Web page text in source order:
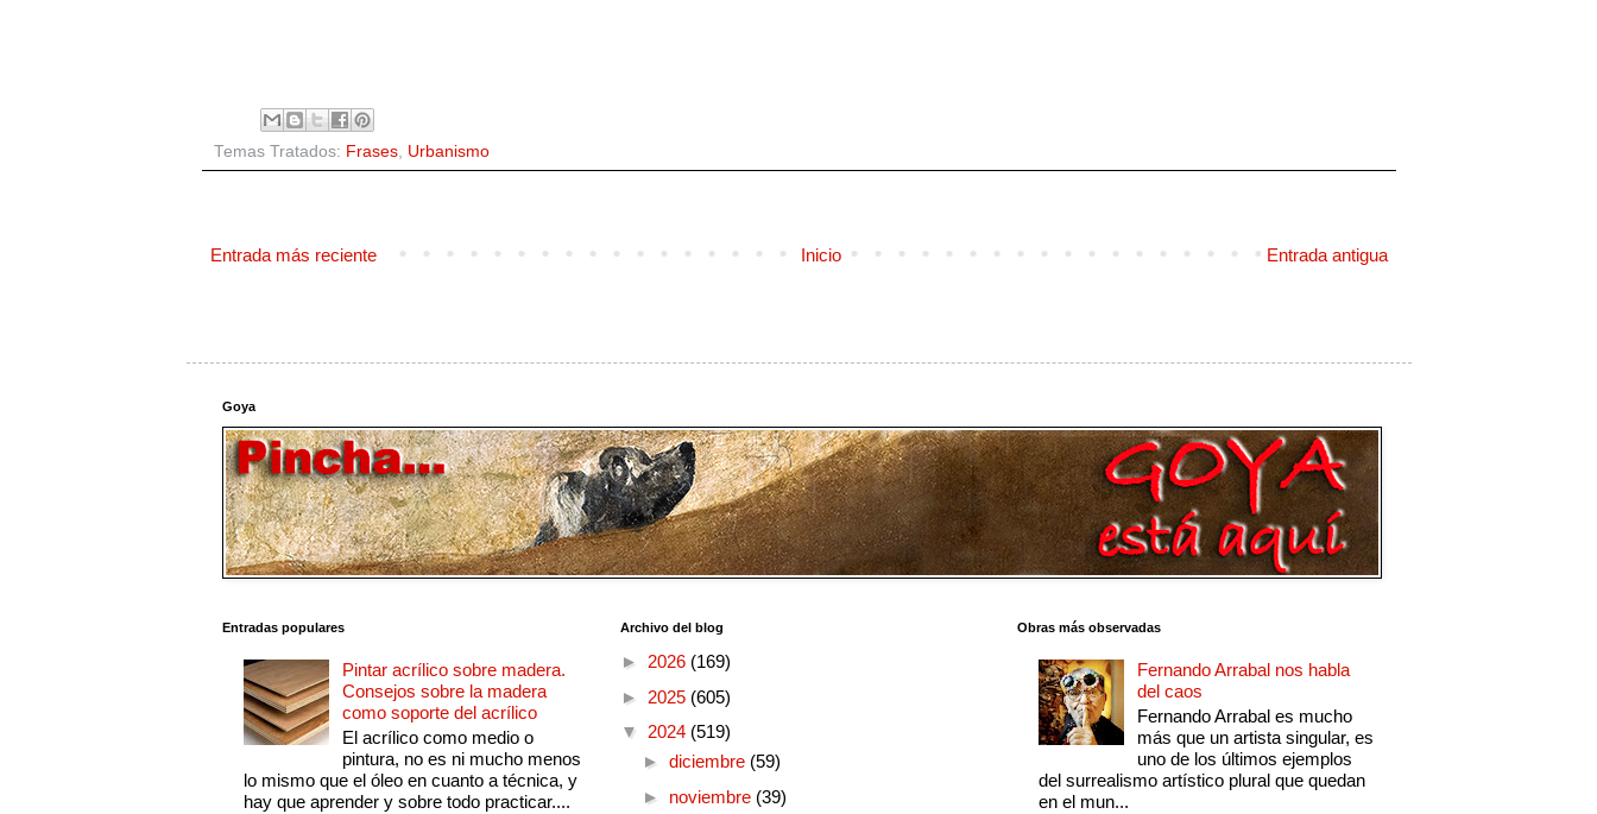
Temas Tratados: Frases, Urbanismo
Entrada más reciente Entrada antigua
Inicio
Goya
Entradas populares
Pintar acrílico sobre madera.
Consejos sobre la madera
como soporte del acrílico
El acrílico como medio o
pintura, no es ni mucho menos
lo mismo que el óleo en cuanto a técnica, y
hay que aprender y sobre todo practicar....
Archivo del blog
► 2026 (169)
► 2025 (605)
▼ 2024 (519)
► diciembre (59)
► noviembre (39)
Obras más observadas
Fernando Arrabal nos habla
del caos
Fernando Arrabal es mucho
más que un artista singular, es
uno de los últimos ejemplos
del surrealismo artístico plural que quedan
en el mun...